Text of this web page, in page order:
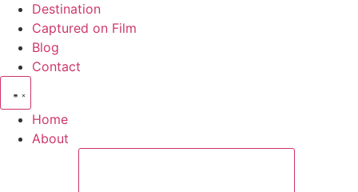
Destination
Captured on Film
Blog
Contact
Home
About